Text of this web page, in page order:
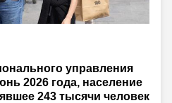
управления
2026 года, население
243 тысячи человек